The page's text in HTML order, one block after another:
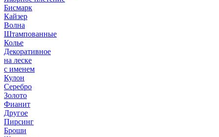
Бисмарк
Кайзер
Волна
Штампованные
Колье
Декоративное
на леске
с именем
Кулон
Серебро
Золото
Фианит
Другое
Пирсинг
Броши